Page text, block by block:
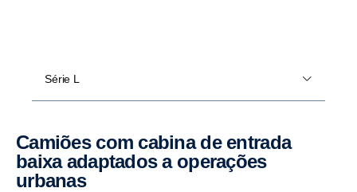
Série L
Camiões com cabina de entrada
baixa adaptados a opera­ções
urbanas